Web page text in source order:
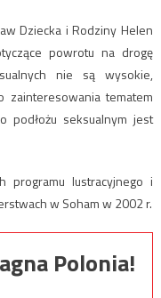
Dziecka i Rodziny Helen
powrotu na drogę
nie są wysokie,
zainteresowania tematem
podłożu seksualnym jest
programu lustracyjnego i
w Soham w 2002 r.
Polonia!